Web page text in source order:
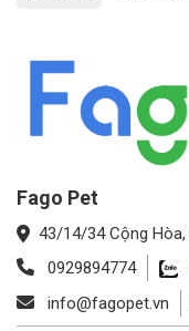
Fago Pet
43/14/34 Cộng Hòa,
0929894774
info@fagopet.vn